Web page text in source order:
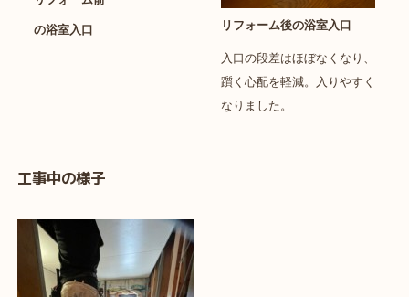
の浴室入口 リフォーム後の浴室入口
入口の段差はほぼなくなり、
躓く心配を軽減。入りやすく
なりました。
工事中の様子